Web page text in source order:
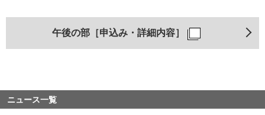
ニュース一覧
午後の部［申込み・詳細内容］